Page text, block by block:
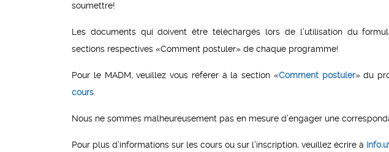
soumettre!
Les documents qui doivent être téléchargés lors de l’utilisation du
sections respectives «Comment postuler» de chaque programme!
Pour le MADM, veuillez vous référer à la section «Comment postuler» du
cours.
Nous ne sommes malheureusement pas en mesure d’engager une
Pour plus d’informations sur les cours ou sur l’inscription, veuillez écrire à